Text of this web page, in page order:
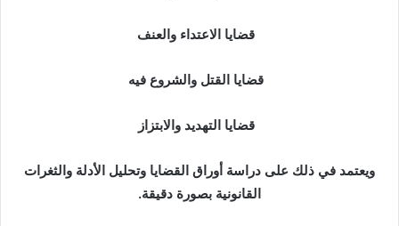
قضايا الاعتداء والعنف
قضايا القتل والشروع فيه
قضايا التهديد والابتزاز
ويعتمد في ذلك على دراسة أوراق القضايا وتحليل الأدلة والثغرات
القانونية بصورة دقيقة.